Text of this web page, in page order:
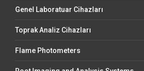
Genel Laboratuar Cihazları
Toprak Analiz Cihazları
Flame Photometers